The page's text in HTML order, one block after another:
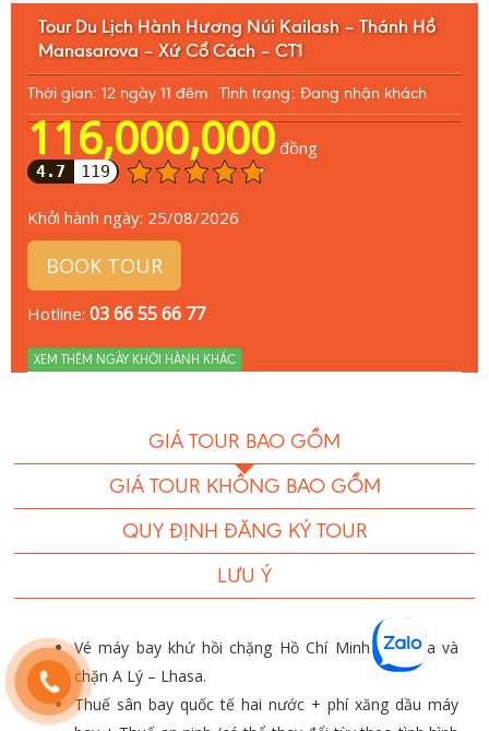
Tour Du Lịch Hành Hương Núi Kailash – Thánh Hồ
Manasarova – Xứ Cổ Cách – CT1
Thời gian: 12 ngày 11 đêm Tình trạng: Đang nhận khách
116,000,000đồng
4.7 119
Khởi hành ngày: 25/08/2026
BOOK TOUR
Hotline: 03 66 55 66 77
XEM THÊM NGÀY KHỞI HÀNH KHÁC
GIÁ TOUR BAO GỒM
GIÁ TOUR KHÔNG BAO GỒM
QUY ĐỊNH ĐĂNG KÝ TOUR
LƯU Ý
Vé máy bay khứ hồi chặng Hồ Chí Minh – Lhasa và
chặn A Lý – Lhasa.
Thuế sân bay quốc tế hai nước + phí xăng dầu máy